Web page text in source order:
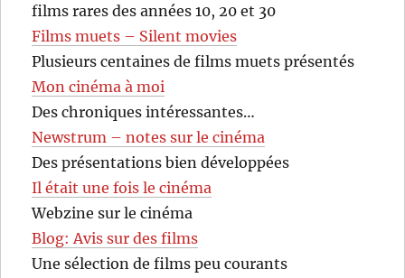
films rares des années 10, 20 et 30
Films muets – Silent movies
Plusieurs centaines de films muets présentés
Mon cinéma à moi
Des chroniques intéressantes…
Newstrum – notes sur le cinéma
Des présentations bien développées
Il était une fois le cinéma
Webzine sur le cinéma
Blog: Avis sur des films
Une sélection de films peu courants